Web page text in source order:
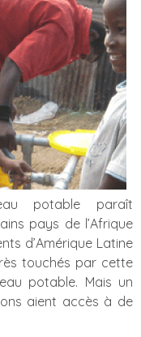
potable paraît
pays de l’Afrique
d’Amérique Latine
touchés par cette
potable. Mais un
aient accès à de